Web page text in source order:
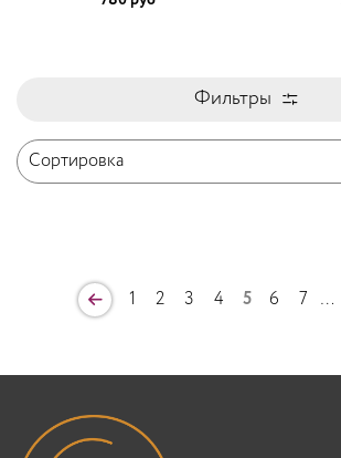
Фильтры
1 2 3 4 5 6 7 …